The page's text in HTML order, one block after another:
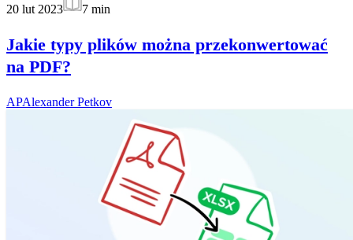
20 lut 2023
7 min
Jakie typy plików można przekonwertować
na PDF?
APAlexander Petkov